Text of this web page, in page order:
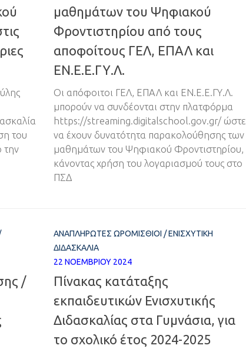
του
την
μαθημάτων του Ψηφιακού
Φροντιστηρίου από τους
αποφοίτους ΓΕΛ, ΕΠΑΛ και
ΕΝ.Ε.Ε.ΓΥ.Λ.
Οι απόφοιτοι ΓΕΛ, ΕΠΑΛ και ΕΝ.Ε.Ε.ΓΥ.Λ.
μπορούν να συνδέονται στην πλατφόρμα
https://streaming.digitalschool.gov.gr/ ώστε
να έχουν δυνατότητα παρακολούθησης των
μαθημάτων του Ψηφιακού Φροντιστηρίου,
κάνοντας χρήση του λογαριασμού τους στο
ΠΣΔ
/
ΑΝΑΠΛΗΡΩΤΈΣ ΩΡΟΜΊΣΘΙΟΙ /ΕΝΙΣΧΥΤΙΚΉ
ΔΙΔΑΣΚΑΛΊΑ
22 ΝΟΕΜΒΡΊΟΥ 2024
Πίνακας κατάταξης
εκπαιδευτικών Ενισχυτικής
Διδασκαλίας στα Γυμνάσια, για
το σχολικό έτος 2024-2025